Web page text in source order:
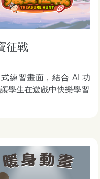
征戰
練習畫面，結合 AI 功
學生在遊戲中快樂學習